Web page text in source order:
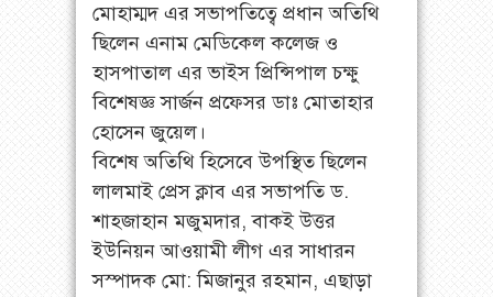
মোহাম্মদ এর সভাপতিত্বে প্রধান অতিথি
ছিলেন এনাম মেডিকেল কলেজ ও
হাসপাতাল এর ভাইস প্রিন্সিপাল চক্ষু
বিশেষজ্ঞ সার্জন প্রফেসর ডাঃ মোতাহার
হোসেন জুয়েল।
বিশেষ অতিথি হিসেবে উপস্থিত ছিলেন
লালমাই প্রেস ক্লাব এর সভাপতি ড.
শাহজাহান মজুমদার, বাকই উত্তর
ইউনিয়ন আওয়ামী লীগ এর সাধারন
সস্পাদক মো: মিজানুর রহমান, এছাড়া